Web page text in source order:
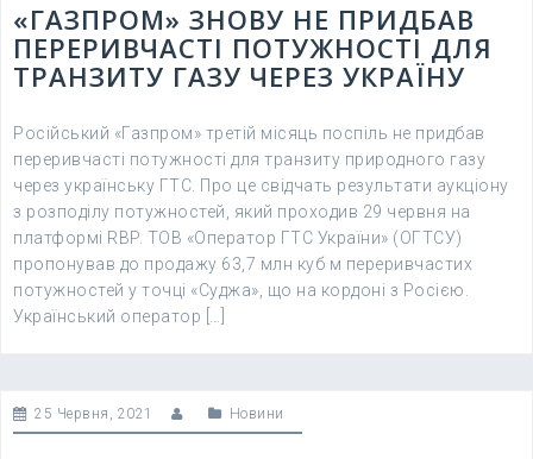
«ГАЗПРОМ» ЗНОВУ НЕ ПРИДБАВ
ПЕРЕРИВЧАСТІ ПОТУЖНОСТІ ДЛЯ
ТРАНЗИТУ ГАЗУ ЧЕРЕЗ УКРАЇНУ
Російський «Газпром» третій місяць поспіль не придбав
переривчасті потужності для транзиту природного газу
через українську ГТС. Про це свідчать результати аукціону
з розподілу потужностей, який проходив 29 червня на
платформі RBP. ТОВ «Оператор ГТС України» (ОГТСУ)
пропонував до продажу 63,7 млн куб м переривчастих
потужностей у точці «Суджа», що на кордоні з Росією.
Український оператор […]
25 Червня, 2021 Новини